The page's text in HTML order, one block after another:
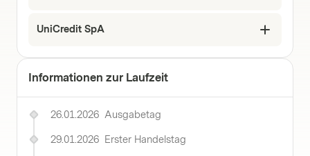
UniCredit SpA
Informationen zur Laufzeit
26.01.2026 Ausgabetag
29.01.2026 Erster Handelstag